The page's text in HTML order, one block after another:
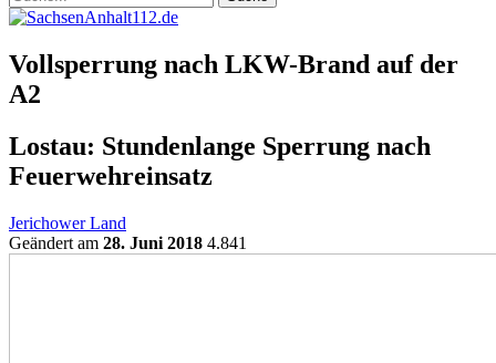
Vollsperrung nach LKW-Brand auf der
A2
Lostau: Stundenlange Sperrung nach
Feuerwehreinsatz
Jerichower Land
Geändert am 28. Juni 2018 4.841